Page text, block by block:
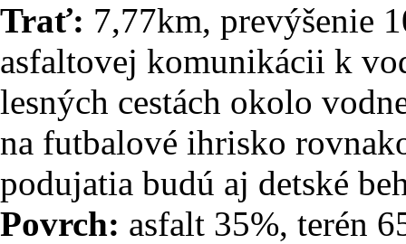
Trať: 7,77km, prevýšenie
asfaltovej komunikácii k
lesných cestách okolo
na futbalové ihrisko
podujatia budú aj detské
Povrch: asfalt 35%, terén